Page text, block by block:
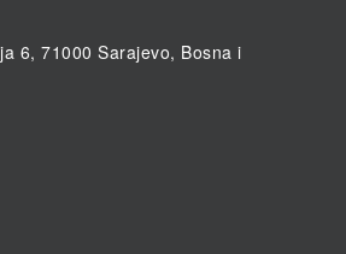
6, 71000 Sarajevo, Bosna i